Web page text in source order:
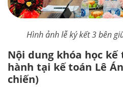
Hình ảnh lễ ký kết 3 bên
Nội dung khóa học
hành tại kế toán Lê
chiến)